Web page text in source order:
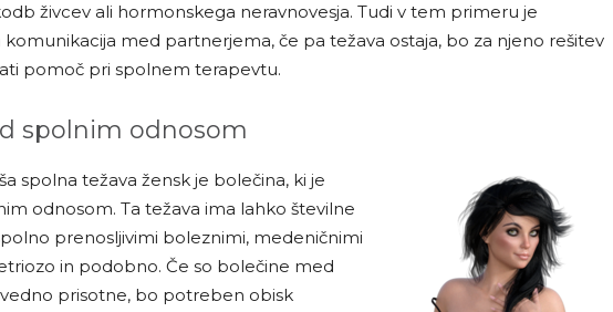
živcev ali hormonskega neravnovesja. Tudi v tem primeru je
med partnerjema, če pa težava ostaja, bo za njeno rešitev
pomoč pri spolnem terapevtu.
spolnim odnosom
spolna težava žensk je bolečina, ki je
odnosom. Ta težava ima lahko številne
prenosljivimi boleznimi, medeničnimi
in podobno. Če so bolečine med
prisotne, bo potreben obisk